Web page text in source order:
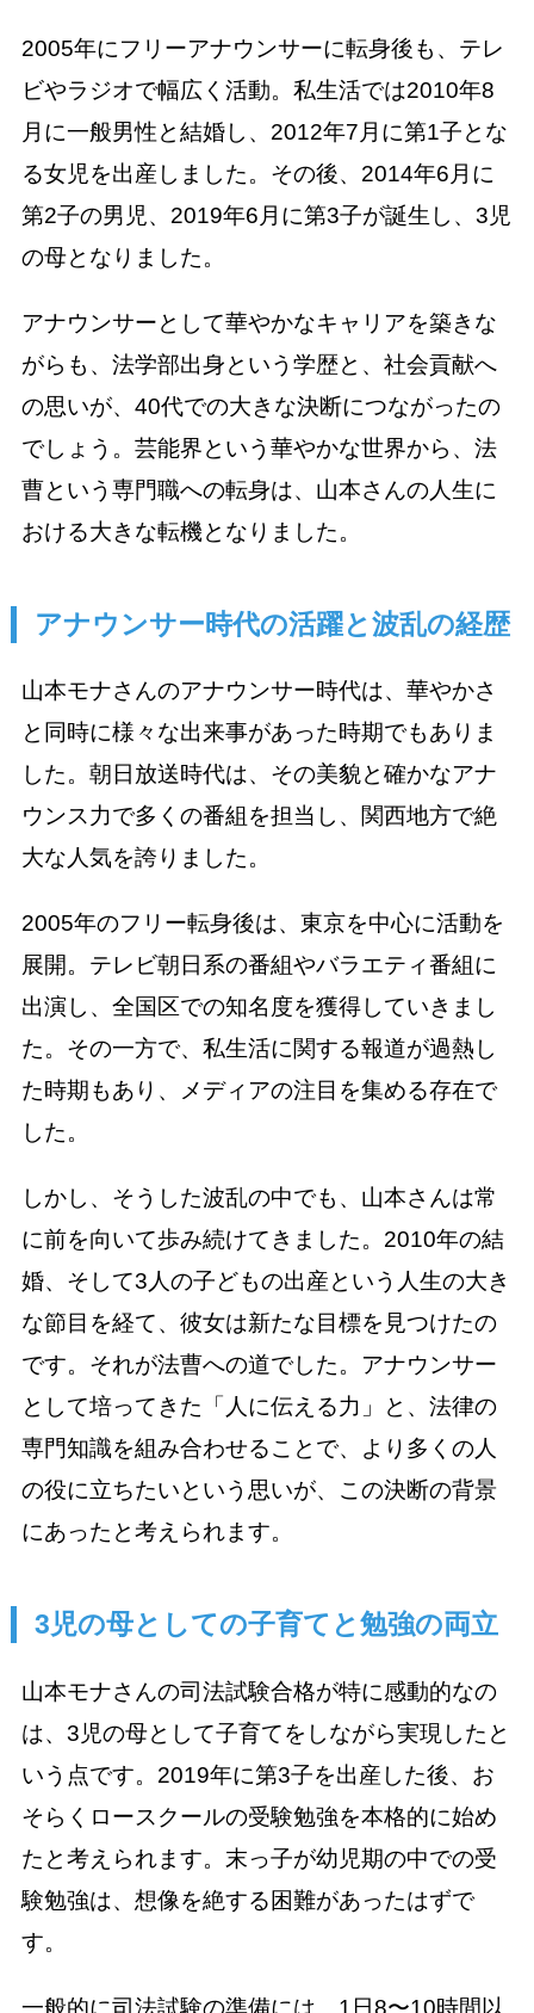
2005年にフリーアナウンサーに転身後も、テレ
ビやラジオで幅広く活動。私生活では2010年8
月に一般男性と結婚し、2012年7月に第1子とな
る女児を出産しました。その後、2014年6月に
第2子の男児、2019年6月に第3子が誕生し、3児
の母となりました。
アナウンサーとして華やかなキャリアを築きな
がらも、法学部出身という学歴と、社会貢献へ
の思いが、40代での大きな決断につながったの
でしょう。芸能界という華やかな世界から、法
曹という専門職への転身は、山本さんの人生に
おける大きな転機となりました。
アナウンサー時代の活躍と波乱の経歴
山本モナさんのアナウンサー時代は、華やかさ
と同時に様々な出来事があった時期でもありま
した。朝日放送時代は、その美貌と確かなアナ
ウンス力で多くの番組を担当し、関西地方で絶
大な人気を誇りました。
2005年のフリー転身後は、東京を中心に活動を
展開。テレビ朝日系の番組やバラエティ番組に
出演し、全国区での知名度を獲得していきまし
た。その一方で、私生活に関する報道が過熱し
た時期もあり、メディアの注目を集める存在で
した。
しかし、そうした波乱の中でも、山本さんは常
に前を向いて歩み続けてきました。2010年の結
婚、そして3人の子どもの出産という人生の大き
な節目を経て、彼女は新たな目標を見つけたの
です。それが法曹への道でした。アナウンサー
として培ってきた「人に伝える力」と、法律の
専門知識を組み合わせることで、より多くの人
の役に立ちたいという思いが、この決断の背景
にあったと考えられます。
3児の母としての子育てと勉強の両立
山本モナさんの司法試験合格が特に感動的なの
は、3児の母として子育てをしながら実現したと
いう点です。2019年に第3子を出産した後、お
そらくロースクールの受験勉強を本格的に始め
たと考えられます。末っ子が幼児期の中での受
験勉強は、想像を絶する困難があったはずで
す。
一般的に司法試験の準備には、1日8〜10時間以